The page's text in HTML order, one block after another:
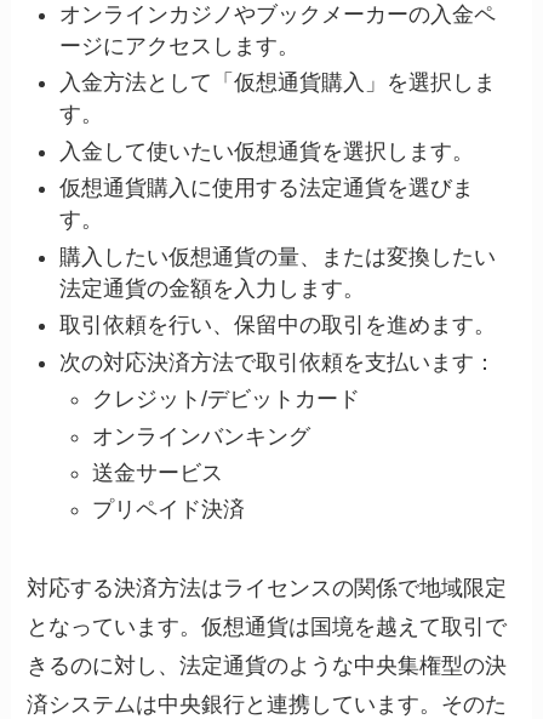
オンラインカジノやブックメーカーの入金ペ
ージにアクセスします。
入金方法として「仮想通貨購入」を選択しま
す。
入金して使いたい仮想通貨を選択します。
仮想通貨購入に使用する法定通貨を選びま
す。
購入したい仮想通貨の量、または変換したい
法定通貨の金額を入力します。
取引依頼を行い、保留中の取引を進めます。
次の対応決済方法で取引依頼を支払います：
クレジット/デビットカード
オンラインバンキング
送金サービス
プリペイド決済
対応する決済方法はライセンスの関係で地域限定
となっています。仮想通貨は国境を越えて取引で
きるのに対し、法定通貨のような中央集権型の決
済システムは中央銀行と連携しています。そのた